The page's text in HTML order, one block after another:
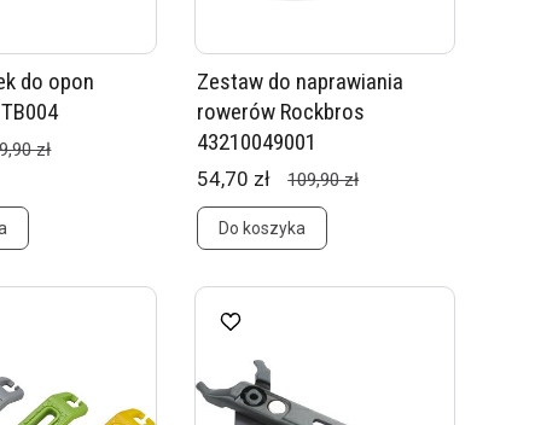
do opon
zł
Zestaw do naprawiania
rowerów Rockbros
43210049001
54,70 zł 109,90 zł
Do koszyka